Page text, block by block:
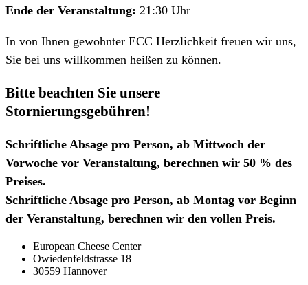
Ende der Veranstaltung: 21:30 Uhr
In von Ihnen gewohnter ECC Herzlichkeit freuen wir uns,
Sie bei uns willkommen heißen zu können.
Bitte beachten Sie unsere
Stornierungsgebühren!
Schriftliche Absage pro Person, ab Mittwoch der
Vorwoche vor Veranstaltung, berechnen wir 50 % des
Preises.
Schriftliche Absage pro Person, ab Montag vor Beginn
der Veranstaltung, berechnen wir den vollen Preis.
European Cheese Center
Owiedenfeldstrasse 18
30559 Hannover